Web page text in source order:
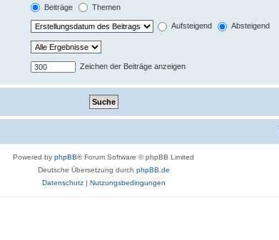
Beiträge Themen
Aufsteigend Absteigend
Zeichen der Beiträge anzeigen
Powered by phpBB® Forum Software © phpBB Limited
Deutsche Übersetzung durch phpBB.de
Datenschutz| Nutzungsbedingungen